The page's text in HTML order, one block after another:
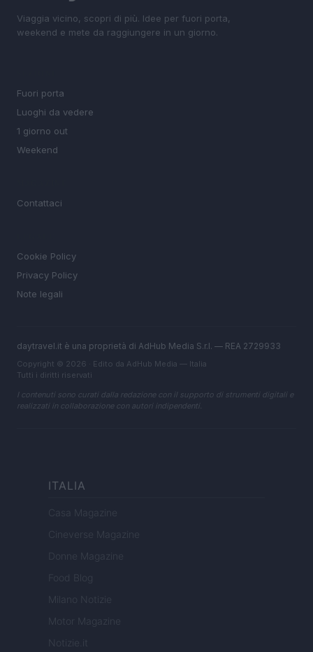
Viaggia vicino, scopri di più. Idee per fuori porta,
weekend e mete da raggiungere in un giorno.
Fuori porta
Luoghi da vedere
1 giorno out
Weekend
Contattaci
Cookie Policy
Privacy Policy
Note legali
daytravel.it è una proprietà di AdHub Media S.r.l. — REA 2729933
Copyright © 2026 · Edito da AdHub Media — Italia
Tutti i diritti riservati
I contenuti sono curati dalla redazione con il supporto di strumenti digitali e
realizzati in collaborazione con autori indipendenti.
ITALIA
Casa Magazine
Cineverse Magazine
Donne Magazine
Food Blog
Milano Notizie
Motor Magazine
Notizie.it